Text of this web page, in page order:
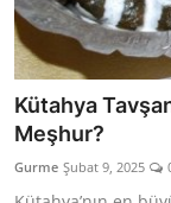
Şehirler
Helal Gıda &
Gıda Güvenliği
Kalori & Diyet
Kütahya
Meşhur?
Gurme Şubat 9, 2025